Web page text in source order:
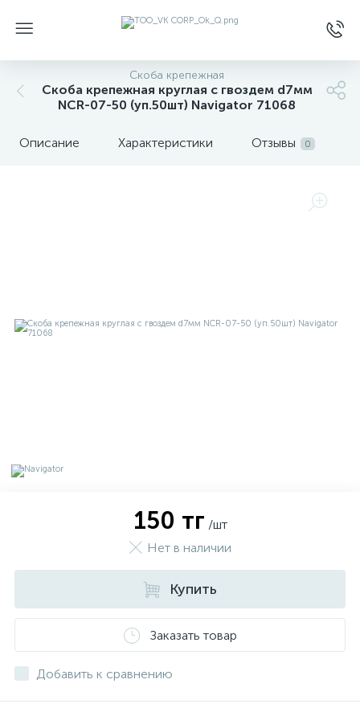
Скоба крепежная
Скоба крепежная круглая с гвоздем d7мм
NCR-07-50 (уп.50шт) Navigator 71068
Описание Характеристики Отзывы 0
150 тг /шт
Нет в наличии
Купить
Заказать товар
Добавить к сравнению